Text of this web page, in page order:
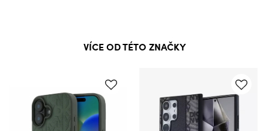
VÍCE OD TÉTO ZNAČKY